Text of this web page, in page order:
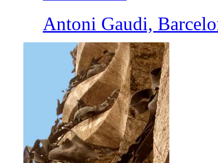
Antoni Gaudi,